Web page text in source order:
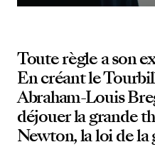
Toute règle a son
En créant le
Abraham-Louis
déjouer la grande
Newton, la loi de la